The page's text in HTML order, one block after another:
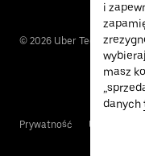
© 2026 Uber Technologies
Prywatność Ułatwienia
i
masz
danych